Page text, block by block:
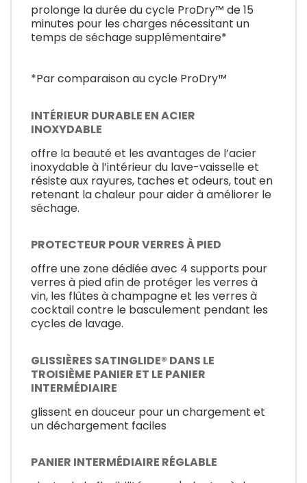
prolonge la durée du cycle ProDry™ de 15
minutes pour les charges nécessitant un
temps de séchage supplémentaire*
*Par comparaison au cycle ProDry™
INTÉRIEUR DURABLE EN ACIER
INOXYDABLE
offre la beauté et les avantages de l’acier
inoxydable à l’intérieur du lave-vaisselle et
résiste aux rayures, taches et odeurs, tout en
retenant la chaleur pour aider à améliorer le
séchage.
PROTECTEUR POUR VERRES À PIED
offre une zone dédiée avec 4 supports pour
verres à pied afin de protéger les verres à
vin, les flûtes à champagne et les verres à
cocktail contre le basculement pendant les
cycles de lavage.
GLISSIÈRES SATINGLIDE® DANS LE
TROISIÈME PANIER ET LE PANIER
INTERMÉDIAIRE
glissent en douceur pour un chargement et
un déchargement faciles
PANIER INTERMÉDIAIRE RÉGLABLE